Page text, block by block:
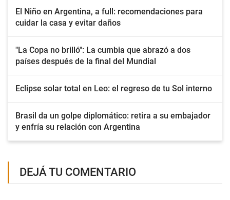
El Niño en Argentina, a full: recomendaciones para
cuidar la casa y evitar daños
"La Copa no brilló": La cumbia que abrazó a dos
países después de la final del Mundial
Eclipse solar total en Leo: el regreso de tu Sol interno
Brasil da un golpe diplomático: retira a su embajador
y enfría su relación con Argentina
DEJÁ TU COMENTARIO